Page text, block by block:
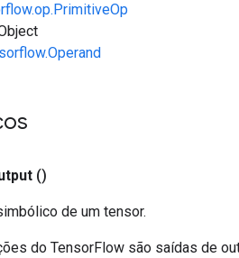
()
de um tensor.
do TensorFlow são saídas de